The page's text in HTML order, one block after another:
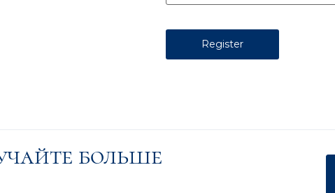
больше